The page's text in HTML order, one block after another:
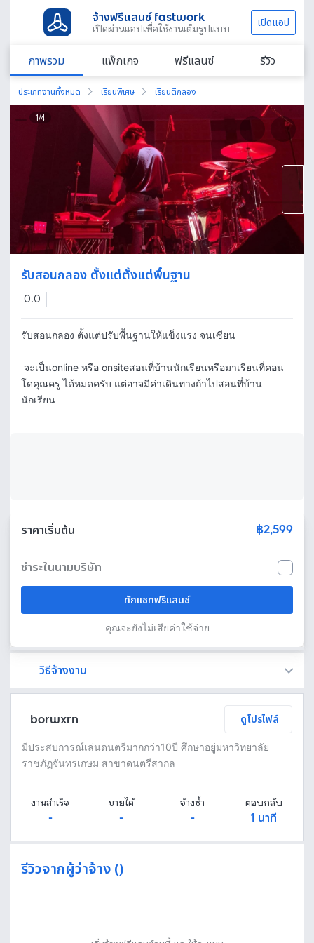
จ้างฟรีแลนซ์ fastwork
เปิดผ่านแอปเพื่อใช้งานเต็มรูปแบบ เปิดแอป
ภาพรวม แพ็กเกจ ฟรีแลนซ์ รีวิว
ประเภทงานทั้งหมด เรียนพิเศษ เรียนตีกลอง
1/4
รับสอนกลอง ตั้งแต่ตั้งแต่พื้นฐาน
0.0
รับสอนกลอง ตั้งแต่ปรับพื้นฐานให้แข็งแรง จนเซียน
โดคุณครู ได้หมดครับ แต่อาจมีค่าเดินทางถ้าไปสอนที่บ้าน
นักเรียน
ราคาเริ่มต้น ฿2,599
ชำระในนามบริษัท
ทักแชทฟรีแลนซ์
คุณจะยังไม่เสียค่าใช้จ่าย
วิธีจ้างงาน
borwxrn ดูโปรไฟล์
มีประสบการณ์เล่นดนตรีมากกว่า10ปี ศึกษาอยู่มหาวิทยาลัย
ราชภัฏจันทรเกษม สาขาดนตรีสากล
งานสำเร็จ
-
ขายได้
-
จ้างซ้ำ
-
ตอบกลับ
1 นาที
รีวิวจากผู้ว่าจ้าง ()